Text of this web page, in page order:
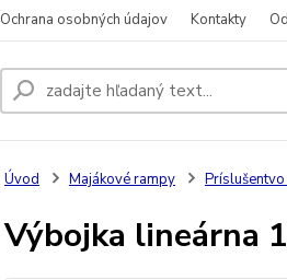
Ochrana osobných údajov Kontakty
Úvod Majákové rampy
Výbojka lineárna